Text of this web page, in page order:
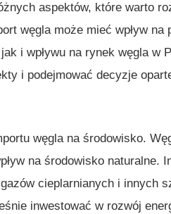
aspektów, które warto
węgla może mieć wpływ na
i wpływu na rynek węgla w
i podejmować decyzje
węgla na środowisko.
na środowisko naturalne.
cieplarnianych i innych
inwestować w rozwój